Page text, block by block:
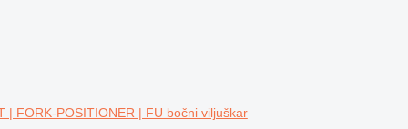
| FORK-POSITIONER | FU bočni viljuškar